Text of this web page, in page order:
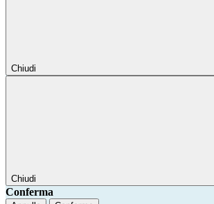
Chiudi
Chiudi
Conferma